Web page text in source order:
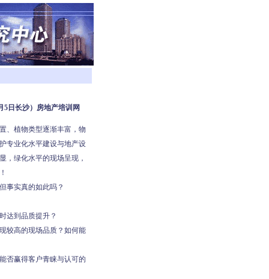
5日长沙）房地产培训网
、植物类型逐渐丰富，物
专业化水平建设与地产设
，绿化水平的现场呈现，
事实真的如此吗？
达到品质提升？
较高的现场品质？如何能
否赢得客户青睐与认可的